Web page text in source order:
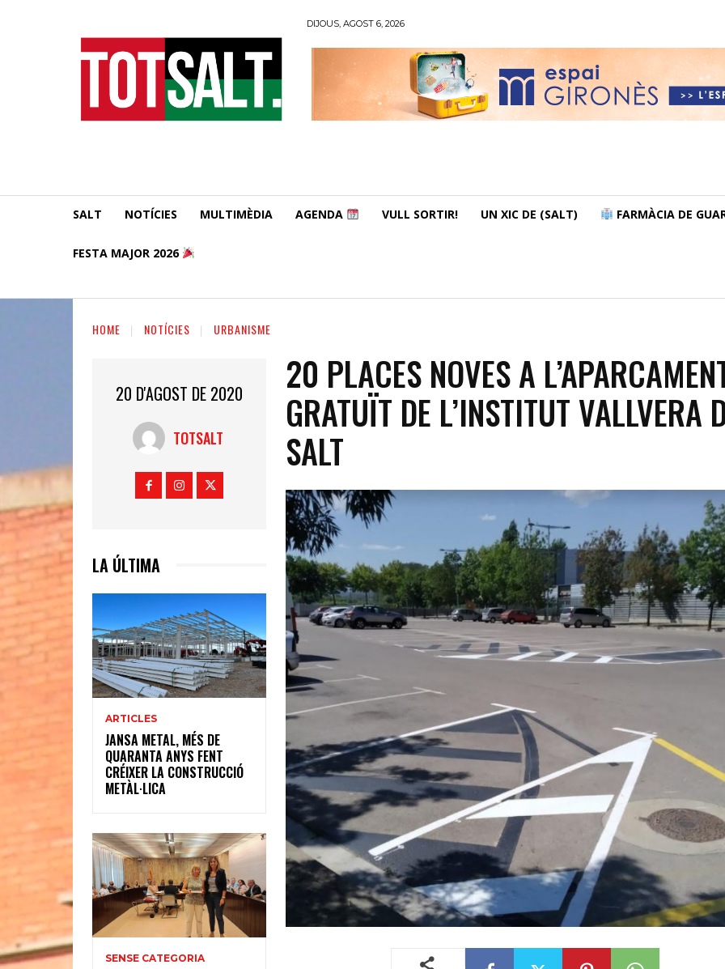
DIJOUS, AGOST 6, 2026
SALT NOTÍCIES MULTIMÈDIA AGENDA VULL SORTIR! UN XIC DE (SALT) FARMÀCIA DE
FESTA MAJOR 2026
HOME NOTÍCIES URBANISME
20 D'AGOST DE 2020
TOTSALT
LA ÚLTIMA
ARTICLES
JANSA METAL, MÉS DE
QUARANTA ANYS FENT
CRÉIXER LA CONSTRUCCIÓ
METÀL·LICA
SENSE CATEGORIA
20 PLACES NOVES A
GRATUÏT DE L’INSTITUT VALLVERA
SALT